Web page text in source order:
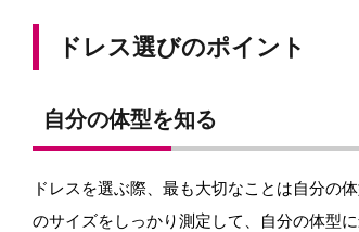
ドレス選びのポイント
自分の体型を知る
ドレスを選ぶ際、最も大切なことは自分の
のサイズをしっかり測定して、自分の体型